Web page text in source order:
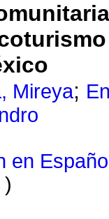
Mireya;
en
)